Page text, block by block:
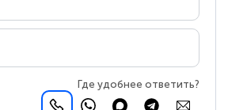
Где удобнее ответить?